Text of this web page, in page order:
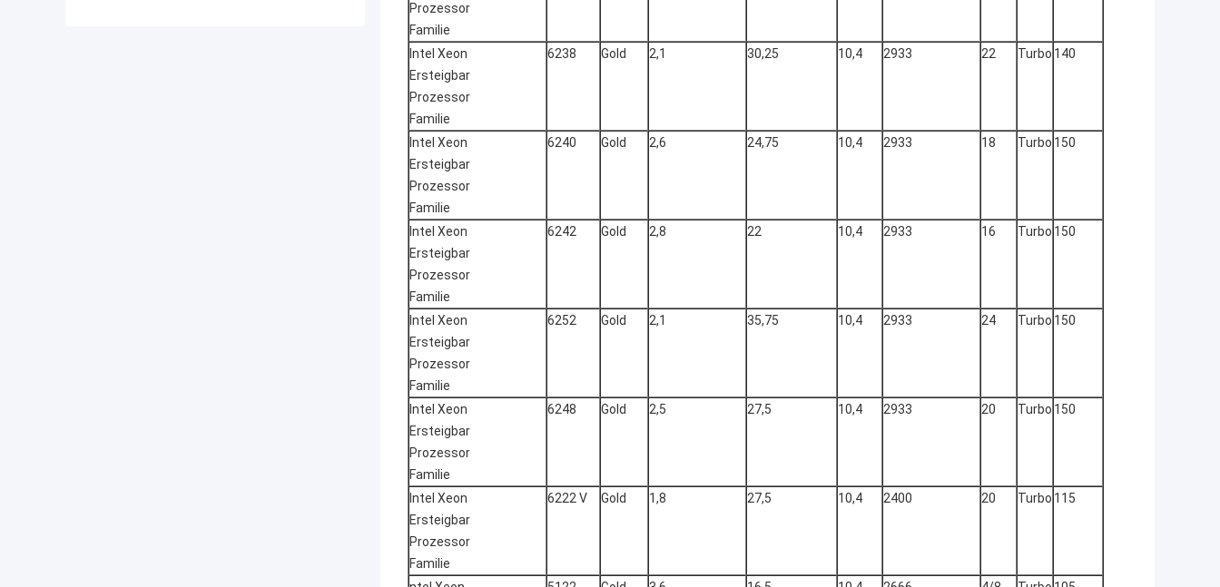
Prozessor
Familie
Intel Xeon
Ersteigbar
Prozessor
Familie
6238 Gold 2,1 30,25 10,4 2933 22 Turbo 140
Intel Xeon
Ersteigbar
Prozessor
Familie
6240 Gold 2,6 24,75 10,4 2933 18 Turbo 150
Intel Xeon
Ersteigbar
Prozessor
Familie
6242 Gold 2,8 22 10,4 2933 16 Turbo 150
Intel Xeon
Ersteigbar
Prozessor
Familie
6252 Gold 2,1 35,75 10,4 2933 24 Turbo 150
Intel Xeon
Ersteigbar
Prozessor
Familie
6248 Gold 2,5 27,5 10,4 2933 20 Turbo 150
Intel Xeon
Ersteigbar
Prozessor
Familie
6222 V Gold 1,8 27,5 10,4 2400 20 Turbo 115